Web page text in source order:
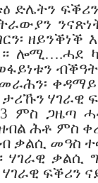
ድሌትን
ሎሚ….ሓደ
ሃገራዊ
ምስ ጋዜጣ
ሕቶ ምስ
ቃልሲ መዓስ
ቃልሲ
ሃገራዊ